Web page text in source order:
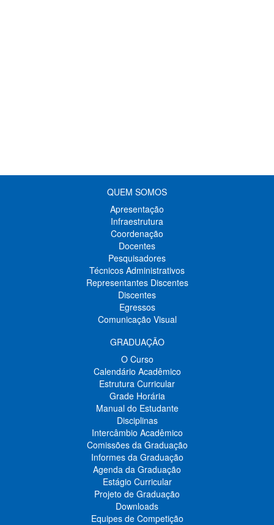
QUEM SOMOS
Apresentação
Infraestrutura
Coordenação
Docentes
Pesquisadores
Técnicos Administrativos
Representantes Discentes
Discentes
Egressos
Comunicação Visual
GRADUAÇÃO
O Curso
Calendário Acadêmico
Estrutura Curricular
Grade Horária
Manual do Estudante
Disciplinas
Intercâmbio Acadêmico
Comissões da Graduação
Informes da Graduação
Agenda da Graduação
Estágio Curricular
Projeto de Graduação
Downloads
Equipes de Competição